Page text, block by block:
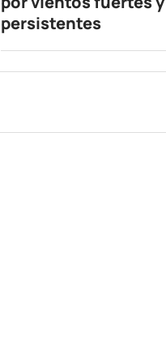
persistentes